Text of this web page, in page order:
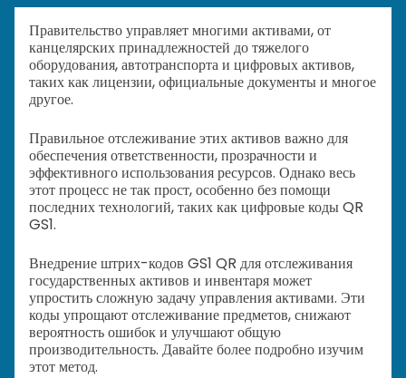
Правительство управляет многими активами, от
канцелярских принадлежностей до тяжелого
оборудования, автотранспорта и цифровых активов,
таких как лицензии, официальные документы и многое
другое.
Правильное отслеживание этих активов важно для
обеспечения ответственности, прозрачности и
эффективного использования ресурсов. Однако весь
этот процесс не так прост, особенно без помощи
последних технологий, таких как цифровые коды QR
GS1.
Внедрение штрих-кодов GS1 QR для отслеживания
государственных активов и инвентаря может
упростить сложную задачу управления активами. Эти
коды упрощают отслеживание предметов, снижают
вероятность ошибок и улучшают общую
производительность. Давайте более подробно изучим
этот метод.